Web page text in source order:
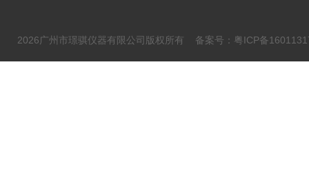
2026广州市璟骐仪器有限公司版权所有 备案号：粤ICP备